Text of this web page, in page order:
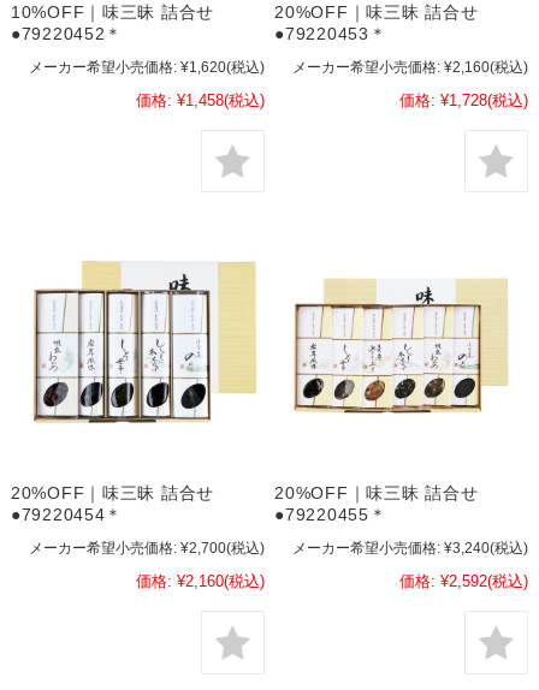
10%OFF｜味三昧 詰合せ
●79220452＊
メーカー希望小売価格: ¥1,620(税込)
価格: ¥1,458(税込)
20%OFF｜味三昧 詰合せ
●79220453＊
メーカー希望小売価格: ¥2,160(税込)
価格: ¥1,728(税込)
20%OFF｜味三昧 詰合せ
●79220454＊
メーカー希望小売価格: ¥2,700(税込)
価格: ¥2,160(税込)
20%OFF｜味三昧 詰合せ
●79220455＊
メーカー希望小売価格: ¥3,240(税込)
価格: ¥2,592(税込)